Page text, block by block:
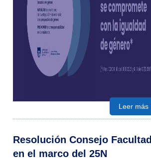
Leer más
Resolución Consejo Facultad
en el marco del 25N